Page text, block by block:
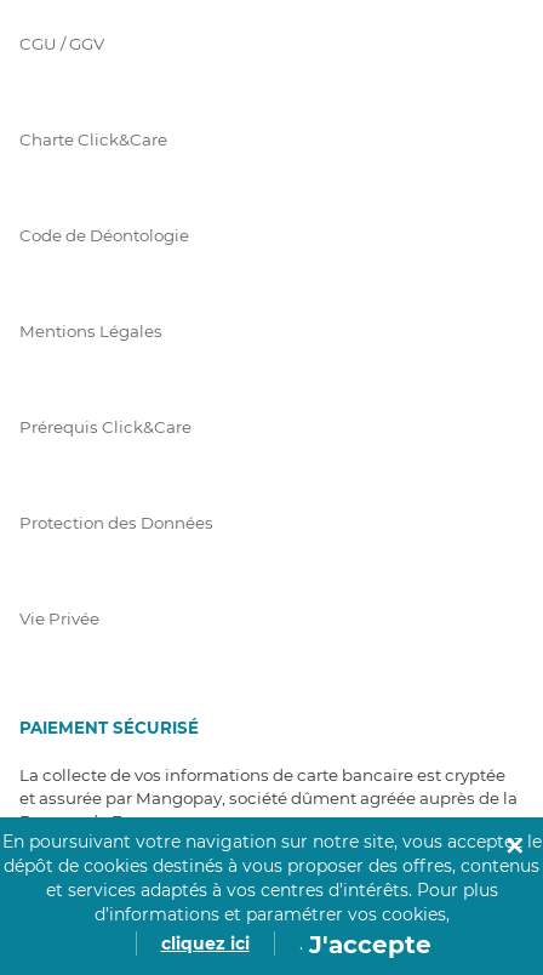
CGU / GGV
Charte Click&Care
Code de Déontologie
Mentions Légales
Prérequis Click&Care
Protection des Données
Vie Privée
PAIEMENT SÉCURISÉ
La collecte de vos informations de carte bancaire est cryptée
et assurée par Mangopay, société dûment agréée auprès de la
Banque de France.
En poursuivant votre navigation sur notre site, vous acceptez le
dépôt de cookies destinés à vous proposer des offres, contenus
et services adaptés à vos centres d’intérêts. Pour plus
d’informations et paramétrer vos cookies,
cliquez ici
. J'accepte
✕